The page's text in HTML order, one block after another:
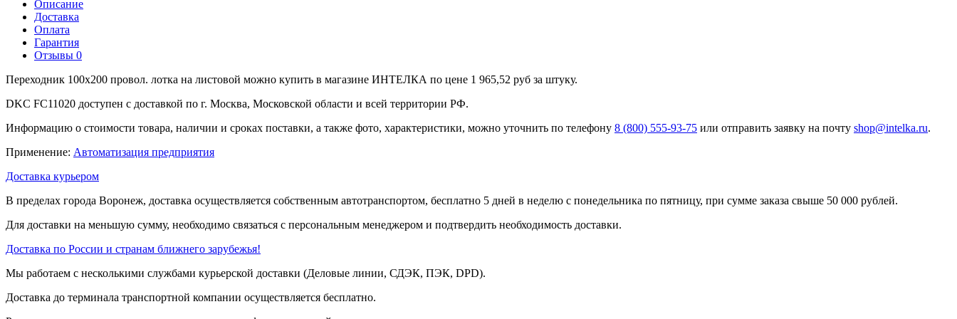
Описание
Доставка
Оплата
Гарантия
Отзывы 0
Переходник 100х200 провол. лотка на листовой можно купить в магазине ИНТЕЛКА по цене 1 965,52 руб за штуку.
DKC FC11020 доступен с доставкой по г. Москва, Московской области и всей территории РФ.
Информацию о стоимости товара, наличии и сроках поставки, а также фото, характеристики, можно уточнить по телефону 8 (800) 555-93-75 или отправить заявку на почту shop@intelka.ru.
Применение: Автоматизация предприятия
Доставка курьером
В пределах города Воронеж, доставка осуществляется собственным автотранспортом, бесплатно 5 дней в неделю с понедельника по пятницу, при сумме заказа свыше 50 000 рублей.
Для доставки на меньшую сумму, необходимо связаться с персональным менеджером и подтвердить необходимость доставки.
Доставка по России и странам ближнего зарубежья!
Мы работаем с несколькими службами курьерской доставки (Деловые линии, СДЭК, ПЭК, DPD).
Доставка до терминала транспортной компании осуществляется бесплатно.